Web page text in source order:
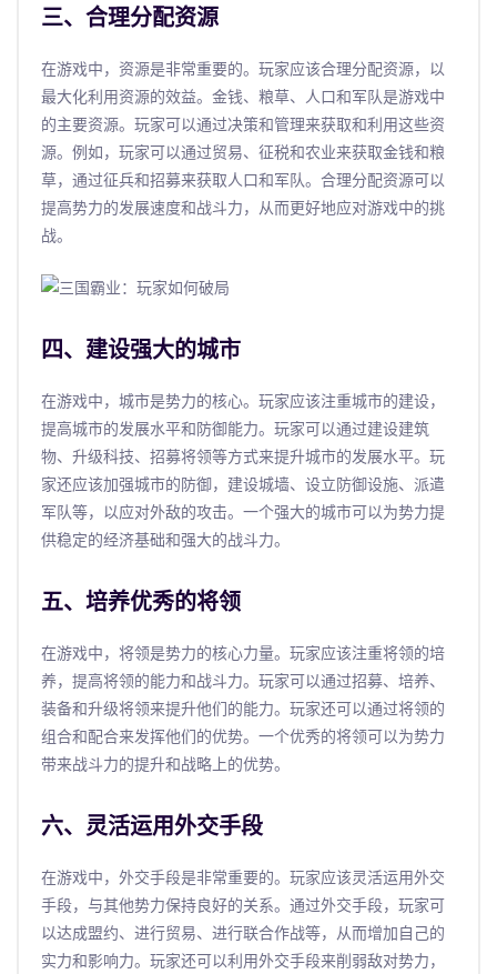
三、合理分配资源
在游戏中，资源是非常重要的。玩家应该合理分配资源，以
最大化利用资源的效益。金钱、粮草、人口和军队是游戏中
的主要资源。玩家可以通过决策和管理来获取和利用这些资
源。例如，玩家可以通过贸易、征税和农业来获取金钱和粮
草，通过征兵和招募来获取人口和军队。合理分配资源可以
提高势力的发展速度和战斗力，从而更好地应对游戏中的挑
战。
四、建设强大的城市
在游戏中，城市是势力的核心。玩家应该注重城市的建设，
提高城市的发展水平和防御能力。玩家可以通过建设建筑
物、升级科技、招募将领等方式来提升城市的发展水平。玩
家还应该加强城市的防御，建设城墙、设立防御设施、派遣
军队等，以应对外敌的攻击。一个强大的城市可以为势力提
供稳定的经济基础和强大的战斗力。
五、培养优秀的将领
在游戏中，将领是势力的核心力量。玩家应该注重将领的培
养，提高将领的能力和战斗力。玩家可以通过招募、培养、
装备和升级将领来提升他们的能力。玩家还可以通过将领的
组合和配合来发挥他们的优势。一个优秀的将领可以为势力
带来战斗力的提升和战略上的优势。
六、灵活运用外交手段
在游戏中，外交手段是非常重要的。玩家应该灵活运用外交
手段，与其他势力保持良好的关系。通过外交手段，玩家可
以达成盟约、进行贸易、进行联合作战等，从而增加自己的
实力和影响力。玩家还可以利用外交手段来削弱敌对势力，